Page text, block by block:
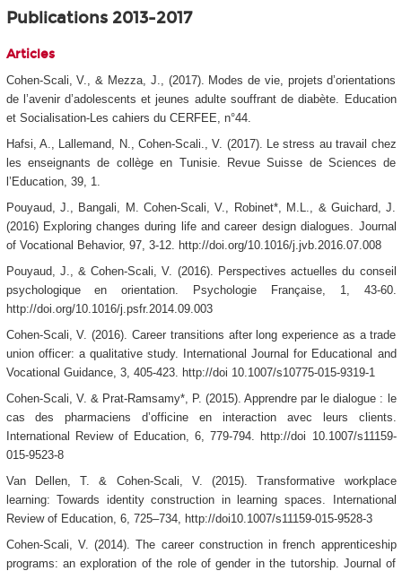
Publications 2013-2017
Articles
Cohen-Scali, V., & Mezza, J., (2017). Modes de vie, projets d’orientations
de l’avenir d’adolescents et jeunes adulte souffrant de diabète. Education
et Socialisation-Les cahiers du CERFEE, n°44.
Hafsi, A., Lallemand, N., Cohen-Scali., V. (2017). Le stress au travail chez
les enseignants de collège en Tunisie. Revue Suisse de Sciences de
l’Education, 39, 1.
Pouyaud, J., Bangali, M. Cohen-Scali, V., Robinet*, M.L., & Guichard, J.
(2016) Exploring changes during life and career design dialogues. Journal
of Vocational Behavior, 97, 3-12. http://doi.org/10.1016/j.jvb.2016.07.008
Pouyaud, J., & Cohen-Scali, V. (2016). Perspectives actuelles du conseil
psychologique en orientation. Psychologie Française, 1, 43-60.
http://doi.org/10.1016/j.psfr.2014.09.003
Cohen-Scali, V. (2016). Career transitions after long experience as a trade
union officer: a qualitative study. International Journal for Educational and
Vocational Guidance, 3, 405-423. http://doi 10.1007/s10775-015-9319-1
Cohen-Scali, V. & Prat-Ramsamy*, P. (2015). Apprendre par le dialogue : le
cas des pharmaciens d’officine en interaction avec leurs clients.
International Review of Education, 6, 779-794. http://doi 10.1007/s11159-
015-9523-8
Van Dellen, T. & Cohen-Scali, V. (2015). Transformative workplace
learning: Towards identity construction in learning spaces. International
Review of Education, 6, 725–734, http://doi10.1007/s11159-015-9528-3
Cohen-Scali, V. (2014). The career construction in french apprenticeship
programs: an exploration of the role of gender in the tutorship. Journal of